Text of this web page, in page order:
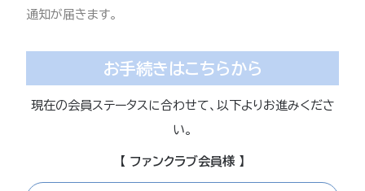
通知が届きます。
お手続きはこちらから
現在の会員ステータスに合わせて、以下よりお進みくださ
い。
【 ファンクラブ会員様 】